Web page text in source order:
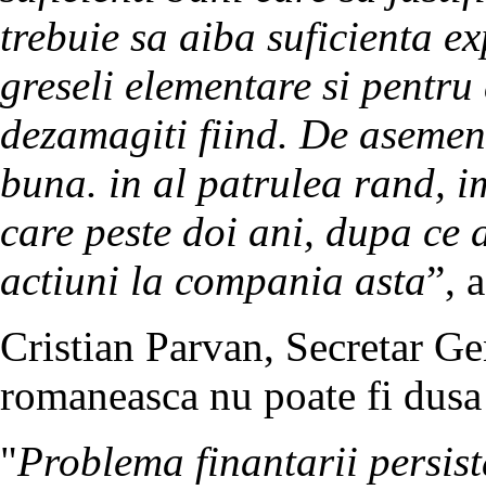
trebuie sa aiba suficienta
greseli elementare si
dezamagiti fiind. De
buna. in al patrulea rand,
care peste doi ani, dupa ce
actiuni la compania asta”,
Cristian Parvan, Secretar
romaneasca nu poate fi
"Problema finantarii